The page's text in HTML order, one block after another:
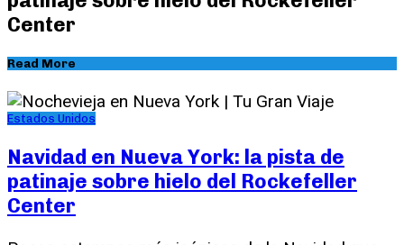
Center
Read More
Estados Unidos
Navidad en Nueva York: la pista de
patinaje sobre hielo del Rockefeller
Center